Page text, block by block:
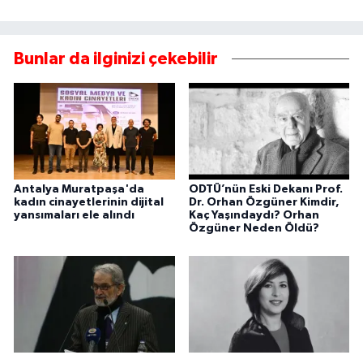
Bunlar da ilginizi çekebilir
Antalya Muratpaşa'da
kadın cinayetlerinin dijital
yansımaları ele alındı
ODTÜ’nün Eski Dekanı Prof.
Dr. Orhan Özgüner Kimdir,
Kaç Yaşındaydı? Orhan
Özgüner Neden Öldü?